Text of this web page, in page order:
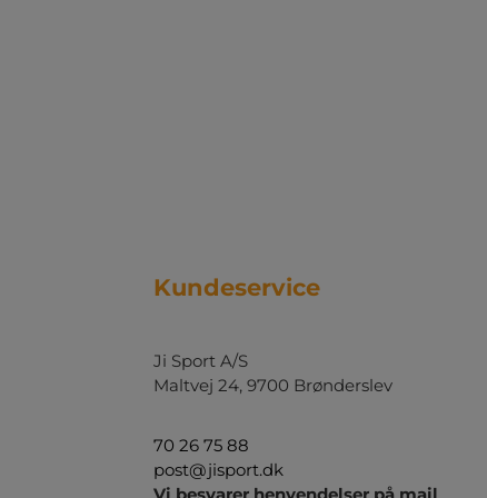
Kundeservice
Ji Sport A/S
Maltvej 24, 9700 Brønderslev
70 26 75 88
post@jisport.dk